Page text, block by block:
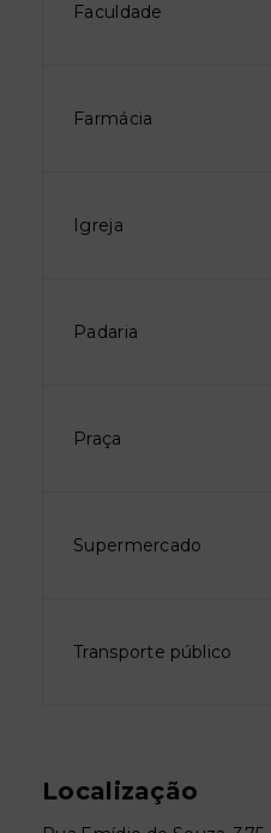
Faculdade
Farmácia
Igreja
Padaria
Praça
Supermercado
Transporte público
Localização